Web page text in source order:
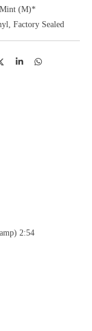
Mint (M)*
Factory Sealed
S
D
2:54